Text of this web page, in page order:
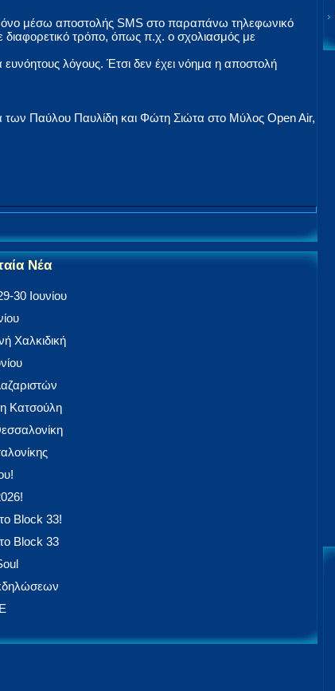
μέσω αποστολής SMS στο παραπάνω τηλεφωνικό
τρόπο, όπως π.χ. ο σχολιασμός με
λόγους. Έτσι δεν έχει νόημα η αποστολή
των Παύλου Παυλίδη και Φώτη Σιώτα στο Μύλος Open Air,
Νέα
30 Ιουνίου
Χαλκιδική
Κατσούλη
Block 33!
Block 33